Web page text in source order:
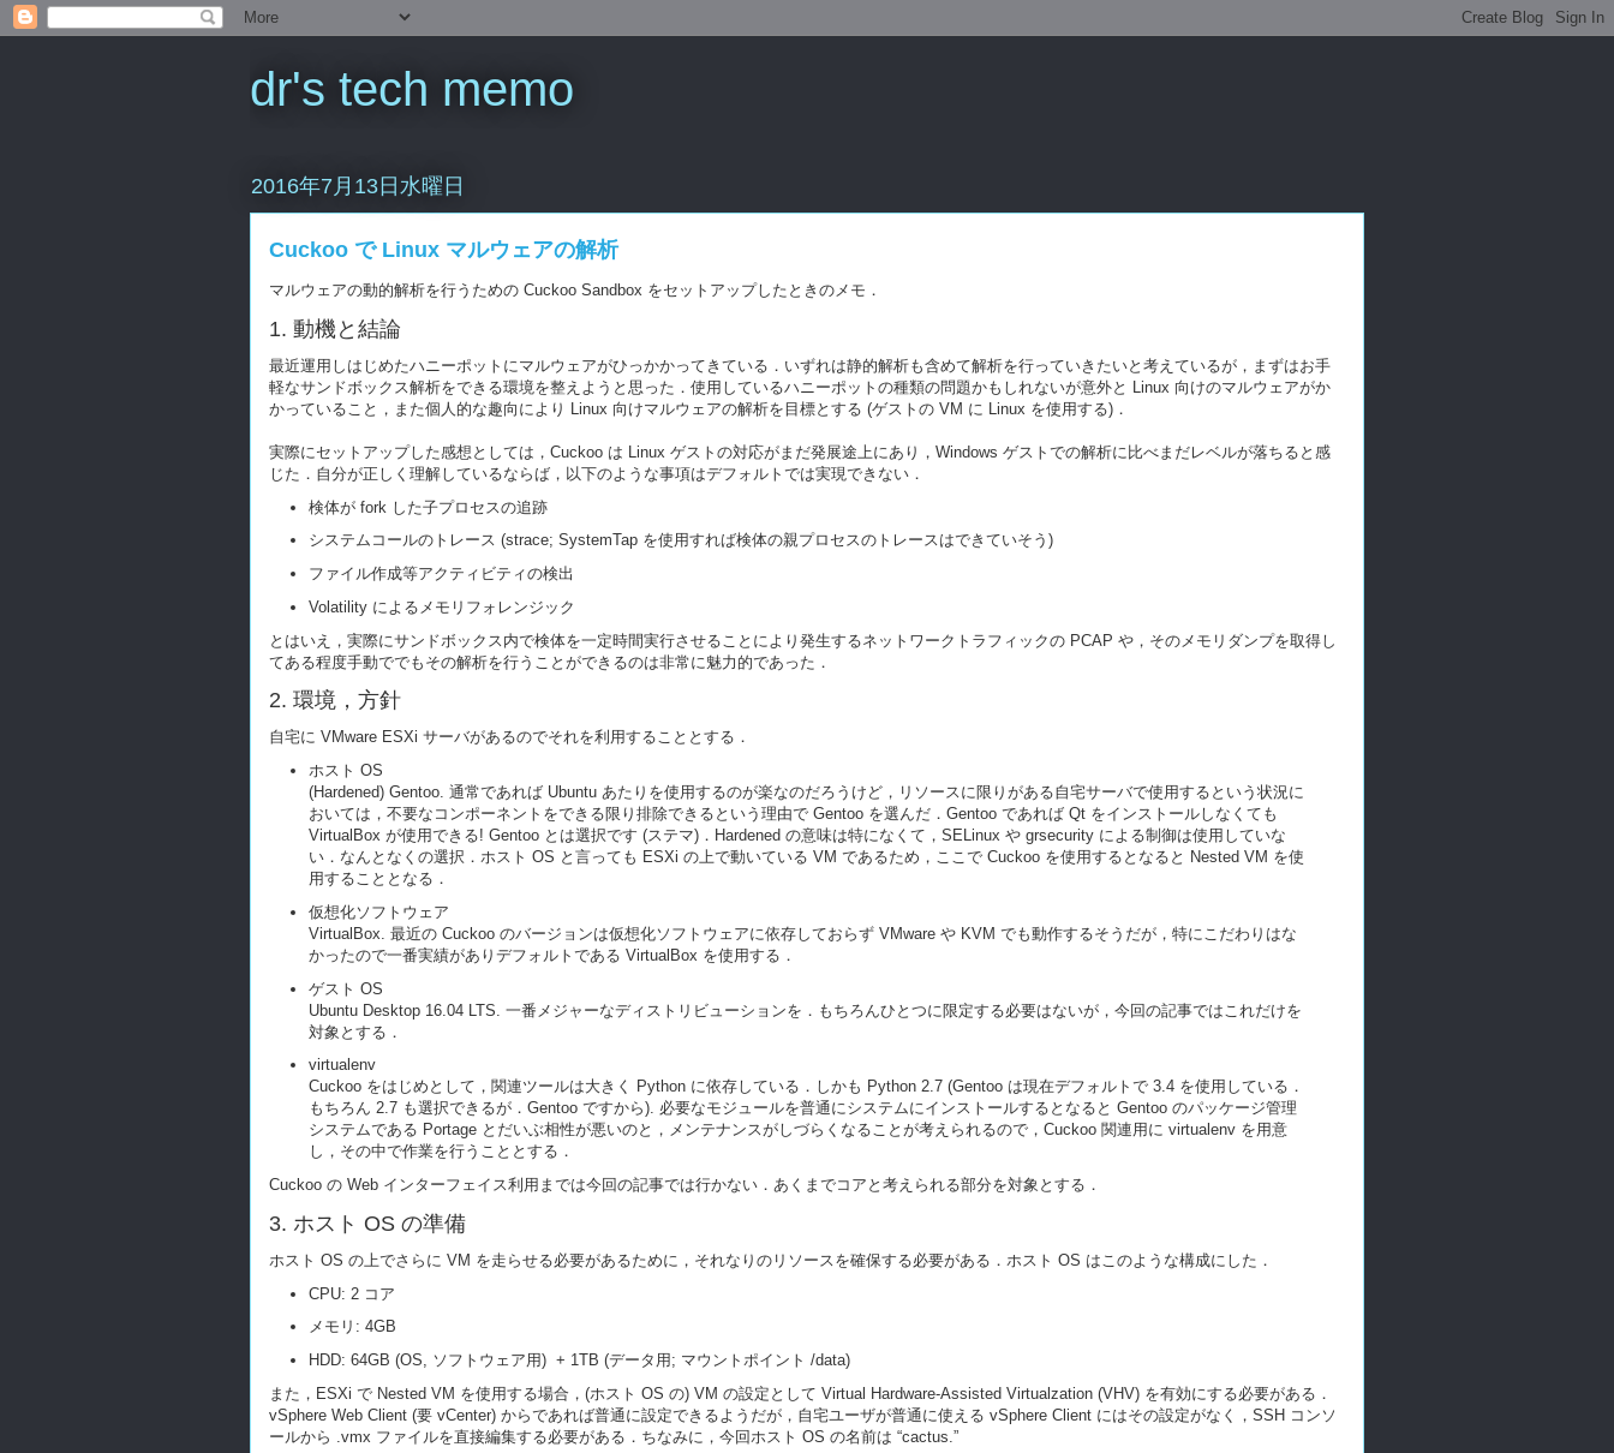
dr's tech memo
2016年7月13日水曜日
Cuckoo で Linux マルウェアの解析
マルウェアの動的解析を行うための Cuckoo Sandbox をセットアップしたときのメモ．
1. 動機と結論
最近運用しはじめたハニーポットにマルウェアがひっかかってきている．いずれは静的解析も含めて解析を行っていきたいと考えているが，まずはお手
軽なサンドボックス解析をできる環境を整えようと思った．使用しているハニーポットの種類の問題かもしれないが意外と Linux 向けのマルウェアがか
かっていること，また個人的な趣向により Linux 向けマルウェアの解析を目標とする (ゲストの VM に Linux を使用する)．
実際にセットアップした感想としては，Cuckoo は Linux ゲストの対応がまだ発展途上にあり，Windows ゲストでの解析に比べまだレベルが落ちると感
じた．自分が正しく理解しているならば，以下のような事項はデフォルトでは実現できない．
検体が fork した子プロセスの追跡
システムコールのトレース (strace; SystemTap を使用すれば検体の親プロセスのトレースはできていそう)
ファイル作成等アクティビティの検出
Volatility によるメモリフォレンジック
とはいえ，実際にサンドボックス内で検体を一定時間実行させることにより発生するネットワークトラフィックの PCAP や，そのメモリダンプを取得し
てある程度手動ででもその解析を行うことができるのは非常に魅力的であった．
2. 環境，方針
自宅に VMware ESXi サーバがあるのでそれを利用することとする．
ホスト OS
(Hardened) Gentoo. 通常であれば Ubuntu あたりを使用するのが楽なのだろうけど，リソースに限りがある自宅サーバで使用するという状況に
おいては，不要なコンポーネントをできる限り排除できるという理由で Gentoo を選んだ．Gentoo であれば Qt をインストールしなくても
VirtualBox が使用できる! Gentoo とは選択です (ステマ)．Hardened の意味は特になくて，SELinux や grsecurity による制御は使用していな
い．なんとなくの選択．ホスト OS と言っても ESXi の上で動いている VM であるため，ここで Cuckoo を使用するとなると Nested VM を使
用することとなる．
仮想化ソフトウェア
VirtualBox. 最近の Cuckoo のバージョンは仮想化ソフトウェアに依存しておらず VMware や KVM でも動作するそうだが，特にこだわりはな
かったので一番実績がありデフォルトである VirtualBox を使用する．
ゲスト OS
Ubuntu Desktop 16.04 LTS. 一番メジャーなディストリビューションを．もちろんひとつに限定する必要はないが，今回の記事ではこれだけを
対象とする．
virtualenv
Cuckoo をはじめとして，関連ツールは大きく Python に依存している．しかも Python 2.7 (Gentoo は現在デフォルトで 3.4 を使用している．
もちろん 2.7 も選択できるが．Gentoo ですから). 必要なモジュールを普通にシステムにインストールするとなると Gentoo のパッケージ管理
システムである Portage とだいぶ相性が悪いのと，メンテナンスがしづらくなることが考えられるので，Cuckoo 関連用に virtualenv を用意
し，その中で作業を行うこととする．
Cuckoo の Web インターフェイス利用までは今回の記事では行かない．あくまでコアと考えられる部分を対象とする．
3. ホスト OS の準備
ホスト OS の上でさらに VM を走らせる必要があるために，それなりのリソースを確保する必要がある．ホスト OS はこのような構成にした．
CPU: 2 コア
メモリ: 4GB
HDD: 64GB (OS, ソフトウェア用) + 1TB (データ用; マウントポイント /data)
また，ESXi で Nested VM を使用する場合，(ホスト OS の) VM の設定として Virtual Hardware-Assisted Virtualzation (VHV) を有効にする必要がある．
vSphere Web Client (要 vCenter) からであれば普通に設定できるようだが，自宅ユーザが普通に使える vSphere Client にはその設定がなく，SSH コンソ
ールから .vmx ファイルを直接編集する必要がある．ちなみに，今回ホスト OS の名前は “cactus.”